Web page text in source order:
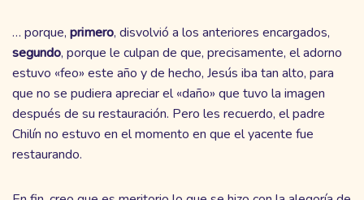
… porque, primero, disvolvió a los anteriores encargados,
segundo, porque le culpan de que, precisamente, el adorno
estuvo «feo» este año y de hecho, Jesús iba tan alto, para
que no se pudiera apreciar el «daño» que tuvo la imagen
después de su restauración. Pero les recuerdo, el padre
Chilín no estuvo en el momento en que el yacente fue
restaurando.